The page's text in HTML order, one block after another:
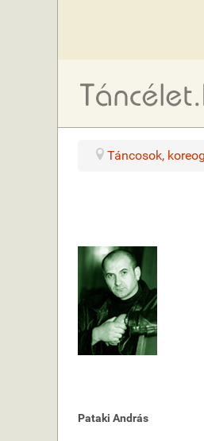
Táncosok,
Pataki András